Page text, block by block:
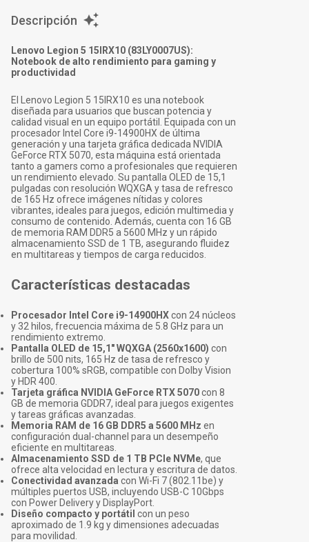
Descripción
Lenovo Legion 5 15IRX10 (83LY0007US):
Notebook de alto rendimiento para gaming y
productividad
El Lenovo Legion 5 15IRX10 es una notebook
diseñada para usuarios que buscan potencia y
calidad visual en un equipo portátil. Equipada con un
procesador Intel Core i9-14900HX de última
generación y una tarjeta gráfica dedicada NVIDIA
GeForce RTX 5070, esta máquina está orientada
tanto a gamers como a profesionales que requieren
un rendimiento elevado. Su pantalla OLED de 15,1
pulgadas con resolución WQXGA y tasa de refresco
de 165 Hz ofrece imágenes nítidas y colores
vibrantes, ideales para juegos, edición multimedia y
consumo de contenido. Además, cuenta con 16 GB
de memoria RAM DDR5 a 5600 MHz y un rápido
almacenamiento SSD de 1 TB, asegurando fluidez
en multitareas y tiempos de carga reducidos.
Características destacadas
Procesador Intel Core i9-14900HXcon 24 núcleos
y 32 hilos, frecuencia máxima de 5.8 GHz para un
rendimiento extremo.
Pantalla OLED de 15,1" WQXGA (2560x1600) con
brillo de 500 nits, 165 Hz de tasa de refresco y
cobertura 100% sRGB, compatible con Dolby Vision
y HDR 400.
Tarjeta gráfica NVIDIA GeForce RTX 5070con 8
GB de memoria GDDR7, ideal para juegos exigentes
y tareas gráficas avanzadas.
Memoria RAM de 16 GB DDR5 a 5600 MHz en
configuración dual-channel para un desempeño
eficiente en multitareas.
Almacenamiento SSD de 1 TB PCIe NVMe, que
ofrece alta velocidad en lectura y escritura de datos.
Conectividad avanzada con Wi-Fi 7 (802.11be) y
múltiples puertos USB, incluyendo USB-C 10Gbps
con Power Delivery y DisplayPort.
Diseño compacto y portátil con un peso
aproximado de 1.9 kg y dimensiones adecuadas
para movilidad.